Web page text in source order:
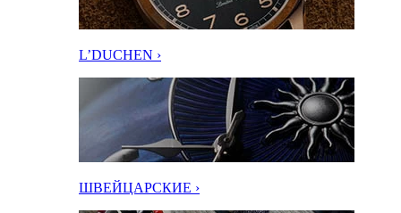
L’DUCHEN ›
ШВЕЙЦАРСКИЕ ›